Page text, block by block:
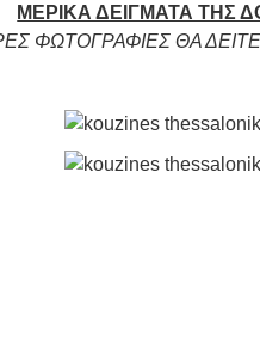
ΜΕΡΙΚΑ ΔΕΙΓΜΑΤΑ ΤΗΣ
ΦΩΤΟΓΡΑΦΙΕΣ ΘΑ